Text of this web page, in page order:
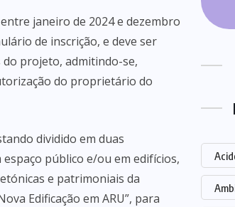
janeiro de 2024 e dezembro
de inscrição, e deve ser
projeto, admitindo-se,
do proprietário do
dividido em duas
público e/ou em edifícios,
e patrimoniais da
Edificação em ARU”, para